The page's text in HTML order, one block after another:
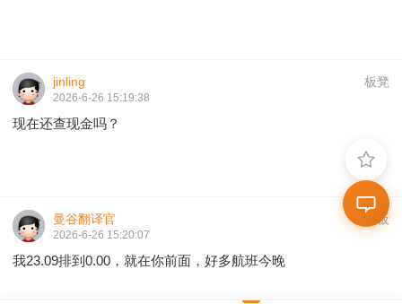
板凳
jinling
2026-6-26 15:19:38
现在还查现金吗？
地板
曼谷翻译官
2026-6-26 15:20:07
我23.09排到0.00，就在你前面，好多航班今晚